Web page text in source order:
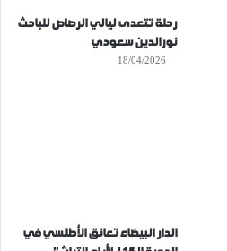
رحلة تتعدى ليالي الرصاص للباحث
نورالدين سعودي
18/04/2026
الدار البيضاء تعانق الأطلسي في